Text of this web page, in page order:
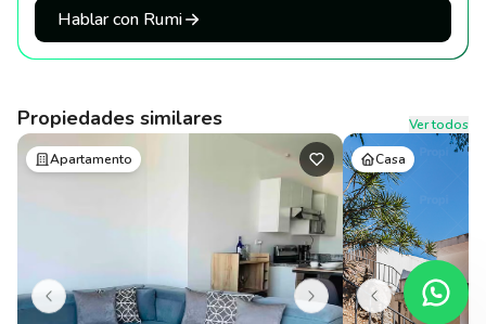
Hablar con Rumi
Propiedades similares
Ver todos
Apartamento
Casa